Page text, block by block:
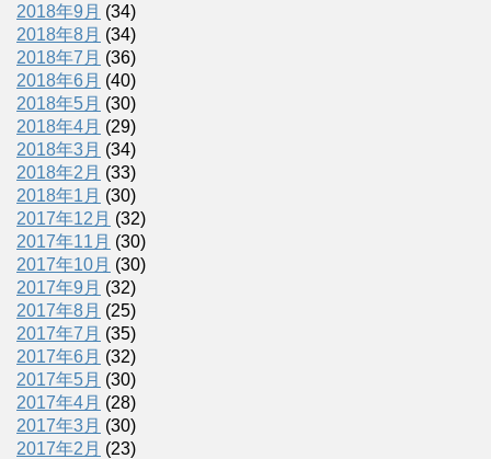
2018年9月 (34)
2018年8月 (34)
2018年7月 (36)
2018年6月 (40)
2018年5月 (30)
2018年4月 (29)
2018年3月 (34)
2018年2月 (33)
2018年1月 (30)
2017年12月 (32)
2017年11月 (30)
2017年10月 (30)
2017年9月 (32)
2017年8月 (25)
2017年7月 (35)
2017年6月 (32)
2017年5月 (30)
2017年4月 (28)
2017年3月 (30)
2017年2月 (23)